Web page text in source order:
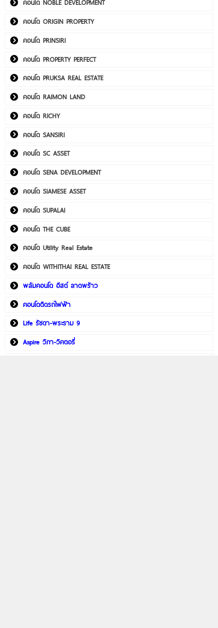
คอนโด NOBLE DEVELOPMENT
คอนโด ORIGIN PROPERTY
คอนโด PRINSIRI
คอนโด PROPERTY PERFECT
คอนโด PRUKSA REAL ESTATE
คอนโด RAIMON LAND
คอนโด RICHY
คอนโด SANSIRI
คอนโด SC ASSET
คอนโด SENA DEVELOPMENT
คอนโด SIAMESE ASSET
คอนโด SUPALAI
คอนโด THE CUBE
คอนโด Utility Real Estate
คอนโด WITHITHAI REAL ESTATE
พลัมคอนโด อีสต์ ลาดพร้าว
คอนโดติดรถไฟฟ้า
Life รัชดา-พระราม 9
Aspire วิภา-วิคตอรี่